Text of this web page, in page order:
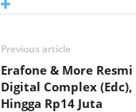
Previous article
Erafone & More
Digital Complex
Hingga Rp14 Juta